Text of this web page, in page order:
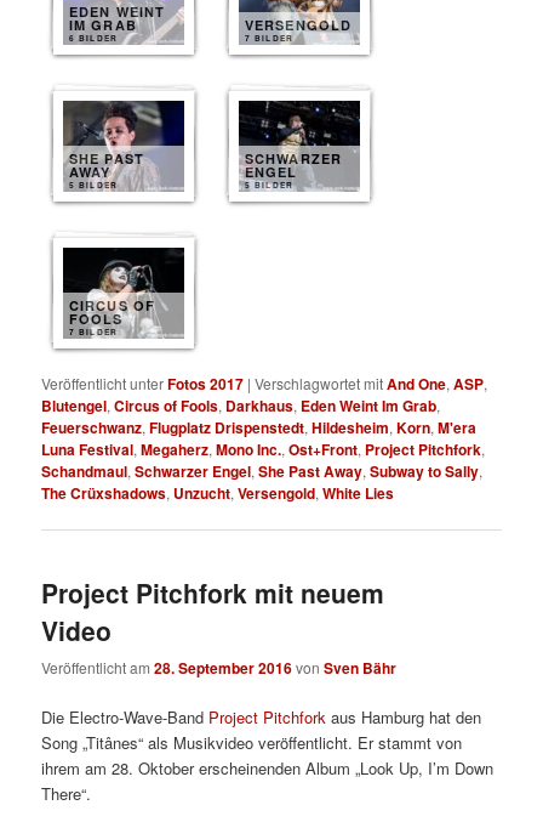
EDEN WEINT
IM GRAB
6 BILDER
VERSENGOLD
7 BILDER
SHE PAST
AWAY
5 BILDER
SCHWARZER
ENGEL
5 BILDER
CIRCUS OF
FOOLS
7 BILDER
Veröffentlicht unterFotos 2017 |Verschlagwortet mitAnd One,ASP,
Blutengel,Circus of Fools, Darkhaus, Eden Weint Im Grab,
Feuerschwanz,Flugplatz Drispenstedt,Hildesheim,Korn,M'era
Luna Festival,Megaherz,Mono Inc.,Ost+Front, Project Pitchfork,
Schandmaul,Schwarzer Engel,She Past Away,Subway to Sally,
The Crüxshadows, Unzucht,Versengold,White Lies
Project Pitchfork mit neuem
Video
Veröffentlicht am28. September 2016vonSven Bähr
Die Electro-Wave-Band Project Pitchfork aus Hamburg hat den
Song „Titânes“ als Musikvideo veröffentlicht. Er stammt von
ihrem am 28. Oktober erscheinenden Album „Look Up, I’m Down
There“.